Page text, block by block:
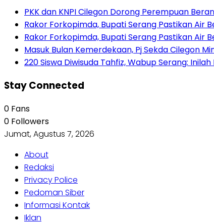
PKK dan KNPI Cilegon Dorong Perempuan
Rakor Forkopimda, Bupati Serang Pastikan Air
Rakor Forkopimda, Bupati Serang Pastikan Air
Masuk Bulan Kemerdekaan, Pj Sekda Cilegon
220 Siswa Diwisuda Tahfiz, Wabup Serang:
Stay Connected
0 Fans
0 Followers
Jumat, Agustus 7, 2026
About
Redaksi
Privacy Police
Pedoman Siber
Informasi Kontak
Iklan